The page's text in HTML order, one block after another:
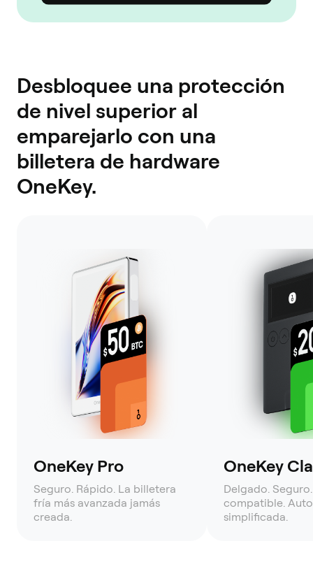
Desbloquee una protección
de nivel superior al
emparejarlo con una
billetera de hardware
OneKey.
OneKey Pro
Seguro. Rápido. La billetera
fría más avanzada jamás
creada.
OneKey
Delgado.
compatible.
simplificada.